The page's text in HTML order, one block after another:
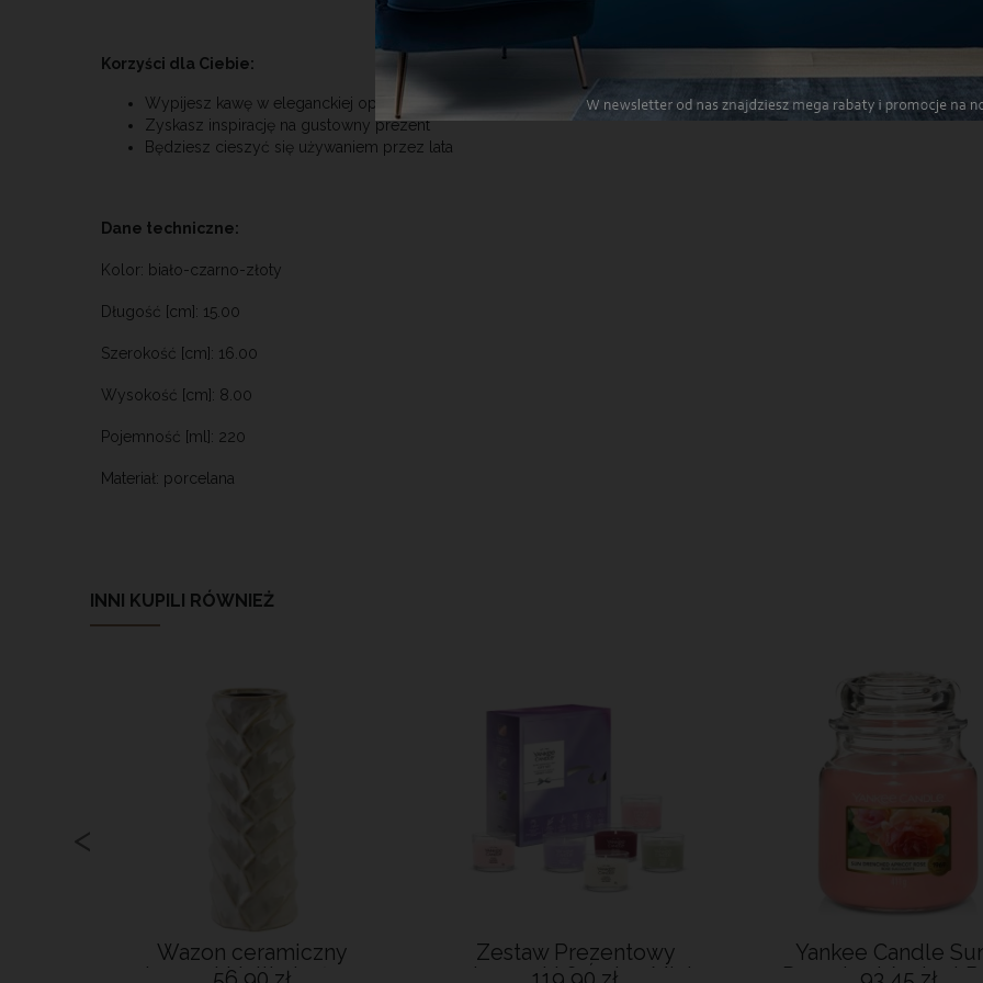
Korzyści dla Ciebie:
Wypijesz kawę w eleganckiej oprawie
Zyskasz inspirację na gustowny prezent
Będziesz cieszyć się używaniem przez lata
Dane techniczne:
Kolor: biało-czarno-złoty
Długość [cm]: 15.00
Szerokość [cm]: 16.00
Wysokość [cm]: 8.00
Pojemność [ml]: 220
Materiał: porcelana
INNI KUPILI RÓWNIEŻ
<
Wazon ceramiczny
elegancki tallie beżowy
Zestaw Prezentowy
elegancki 6 Świec Mini
Yankee Candle
Drenched Apricot